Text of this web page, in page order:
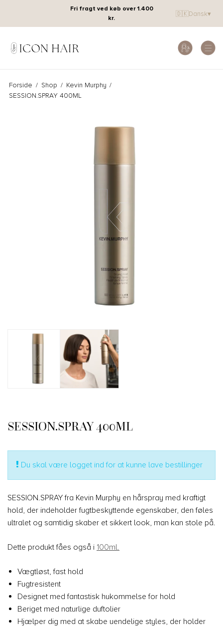
🇩🇰Dansk▾
Fri fragt ved køb over 1.400
kr.
Forside / Shop / Kevin Murphy /
SESSION.SPRAY 400ML
SESSION.SPRAY 400ML
Du skal være logget ind for at kunne lave bestillinger
SESSION.SPRAY fra Kevin Murphy en hårspray med kraftigt
hold, der indeholder fugtbeskyttende egenskaber, den føles
ultralet og samtidig skaber et sikkert look, man kan stole på.
Dette produkt fåes også i 100ml.
Vægtløst, fast hold
Fugtresistent
Designet med fantastisk hukommelse for hold
Beriget med naturlige duftolier
Hjælper dig med at skabe uendelige styles, der holder